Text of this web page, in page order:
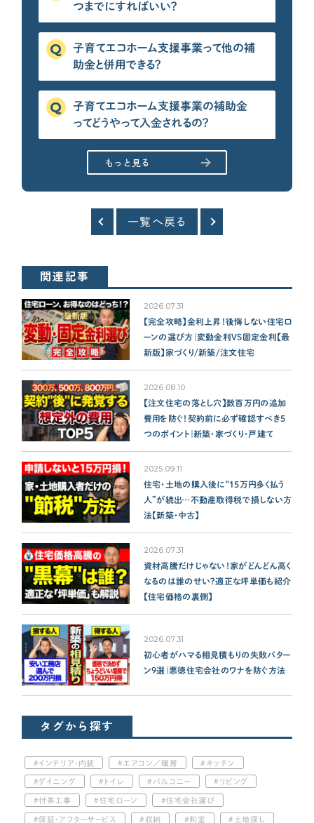
つまでにすればいい？
子育てエコホーム支援事業って他の補
助金と併用できる？
子育てエコホーム支援事業の補助金
ってどうやって入金されるの？
もっと見る
一覧へ戻る
関連記事
2026.07.31
【完全攻略】金利上昇！後悔しない住宅ロ
ーンの選び方｜変動金利VS固定金利【最
新版】家づくり/新築/注文住宅
2026.08.10
【注文住宅の落とし穴】数百万円の追加
費用を防ぐ！契約前に必ず確認すべき5
つのポイント｜新築・家づくり・戸建て
2025.09.11
住宅・土地の購入後に“15万円多く払う
人”が続出…不動産取得税で損しない方
法【新築・中古】
2026.07.31
資材高騰だけじゃない！家がどんどん高く
なるのは誰のせい？適正な坪単価も紹介
【住宅価格の裏側】
2026.07.31
初心者がハマる相見積もりの失敗パター
ン9選｜悪徳住宅会社のワナを防ぐ方法
タグから探す
インテリア・内装 エアコン／暖房 キッチン
ダイニング トイレ バルコニー リビング
付帯工事 住宅ローン 住宅会社選び
保証・アフターサービス 収納 和室 土地探し